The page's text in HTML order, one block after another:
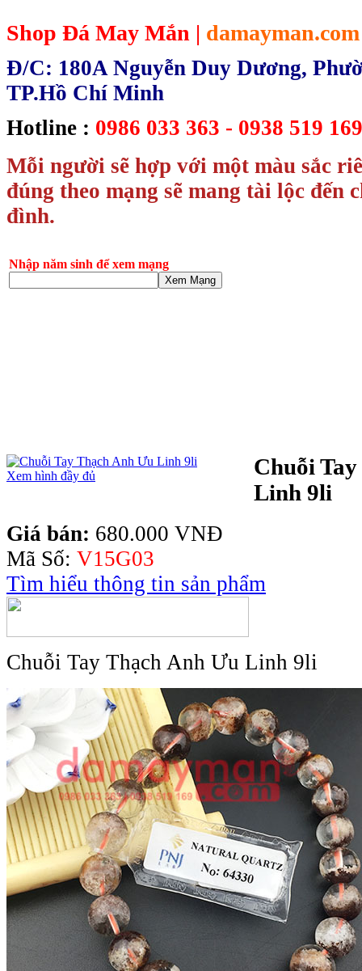
Shop Đá May Mắn | damayman.com
Đ/C: 180A Nguyễn Duy Dương,
TP.Hồ Chí Minh
Hotline : 0986 033 363 - 0938 519
Mỗi người sẽ hợp với một màu sắc
đúng theo mạng sẽ mang tài lộc đến
đình.
Nhập năm sinh để xem mạng
Xem Mạng
Xem hình đầy đủ
Chuỗi
Linh 9li
Giá bán: 680.000 VNĐ
Mã Số: V15G03
Tìm hiểu thông tin sản phẩm
Chuỗi Tay Thạch Anh Ưu Linh 9li